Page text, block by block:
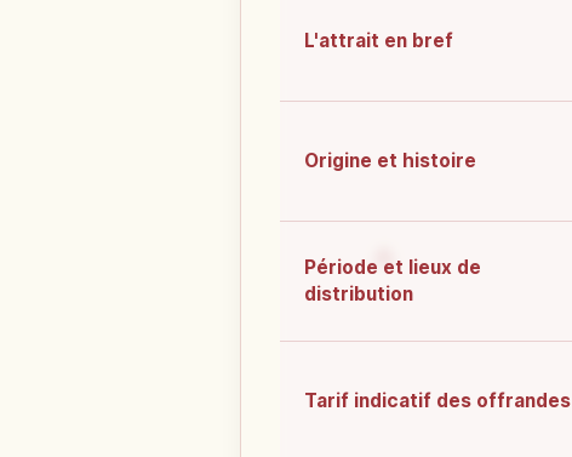
L'attrait en bref
Origine et histoire
Période et lieux de
distribution
Tarif indicatif des offrandes